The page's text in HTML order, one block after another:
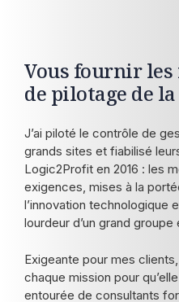
Vous fournir
de pilotage de
J’ai piloté le contrôle de
grands sites et fiabilisé
Logic2Profit en 2016 : les
exigences, mises à la
l’innovation technologique
lourdeur d’un grand
Exigeante pour mes
chaque mission pour
entourée de consultants